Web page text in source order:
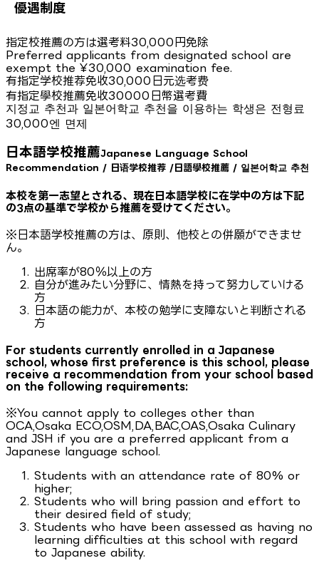
優遇制度
指定校推薦の方は選考料30,000円免除
Preferred applicants from designated school are
exempt the ¥30,000 examination fee.
有指定学校推荐免收30,000日元选考费
有指定學校推薦免收30000日幣選考費
지정교 추천과 일본어학교 추천을 이용하는 학생은 전형료
30,000엔 면제
日本語学校推薦Japanese Language School
Recommendation / 日语学校推荐 /日語學校推薦 / 일본어학교 추천
本校を第一志望とされる、現在日本語学校に在学中の方は下記
の3点の基準で学校から推薦を受けてください。
※日本語学校推薦の方は、原則、他校との併願ができませ
ん。
出席率が80％以上の方
自分が進みたい分野に、情熱を持って努力していける
方
日本語の能力が、本校の勉学に支障ないと判断される
方
For students currently enrolled in a Japanese
school, whose first preference is this school, please
receive a recommendation from your school based
on the following requirements:
※You cannot apply to colleges other than
OCA,Osaka ECO,OSM,DA,BAC,OAS,Osaka Culinary
and JSH if you are a preferred applicant from a
Japanese language school.
Students with an attendance rate of 80% or
higher;
Students who will bring passion and effort to
their desired field of study;
Students who have been assessed as having no
learning difficulties at this school with regard
to Japanese ability.